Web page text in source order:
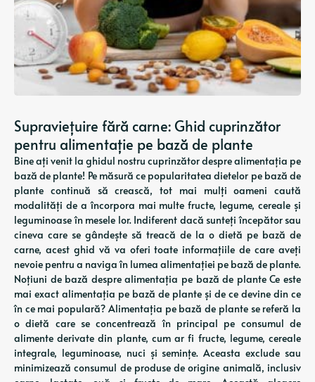
Supraviețuire fără carne: Ghid cuprinzător
pentru alimentație pe bază de plante
Bine ați venit la ghidul nostru cuprinzător despre alimentația pe
bază de plante! Pe măsură ce popularitatea dietelor pe bază de
plante continuă să crească, tot mai mulți oameni caută
modalități de a încorpora mai multe fructe, legume, cereale și
leguminoase în mesele lor. Indiferent dacă sunteți începător sau
cineva care se gândește să treacă de la o dietă pe bază de
carne, acest ghid vă va oferi toate informațiile de care aveți
nevoie pentru a naviga în lumea alimentației pe bază de plante.
Noțiuni de bază despre alimentația pe bază de plante Ce este
mai exact alimentația pe bază de plante și de ce devine din ce
în ce mai populară? Alimentația pe bază de plante se referă la
o dietă care se concentrează în principal pe consumul de
alimente derivate din plante, cum ar fi fructe, legume, cereale
integrale, leguminoase, nuci și semințe. Aceasta exclude sau
minimizează consumul de produse de origine animală, inclusiv